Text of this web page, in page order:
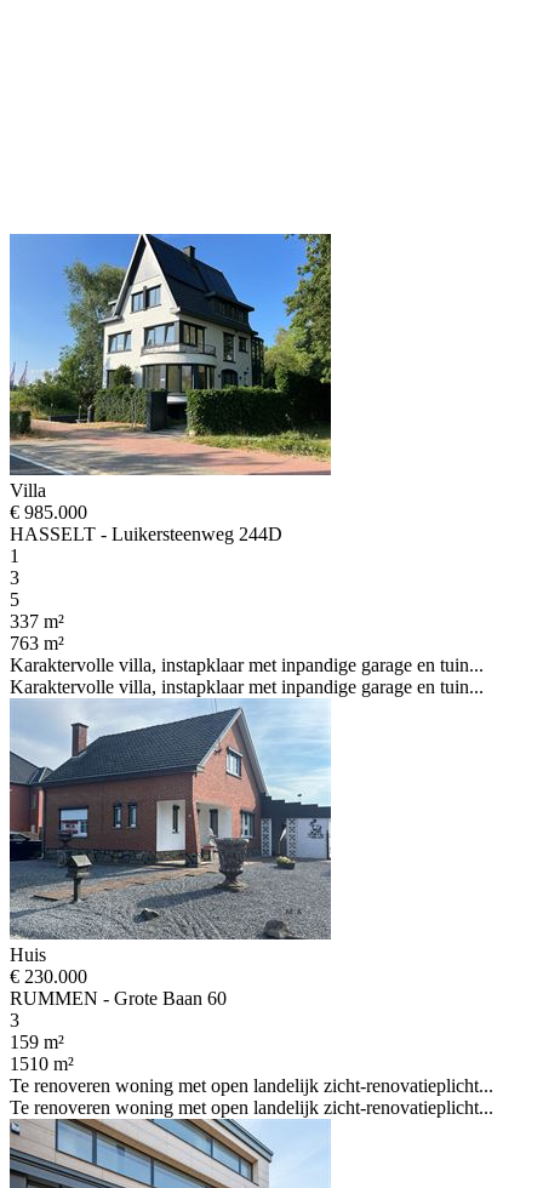
Villa
€ 985.000
HASSELT - Luikersteenweg 244D
1
3
5
337 m²
763 m²
Karaktervolle villa, instapklaar met inpandige garage en tuin...
Karaktervolle villa, instapklaar met inpandige garage en tuin...
Huis
€ 230.000
RUMMEN - Grote Baan 60
3
159 m²
1510 m²
Te renoveren woning met open landelijk zicht-renovatieplicht...
Te renoveren woning met open landelijk zicht-renovatieplicht...